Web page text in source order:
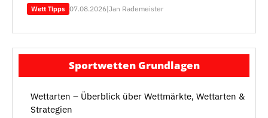
Wett Tipps 07.08.2026|Jan Rademeister
Sportwetten Grundlagen
Wettarten – Überblick über Wettmärkte, Wettarten &
Strategien